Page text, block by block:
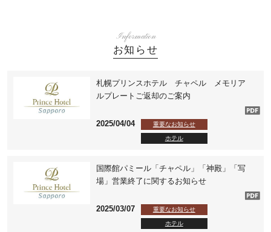
Information
お知らせ
札幌プリンスホテル チャペル メモリア
ルプレートご返却のご案内
2025/04/04 重要なお知らせ
ホテル
国際館パミール「チャペル」「神殿」「写
場」営業終了に関するお知らせ
2025/03/07 重要なお知らせ
ホテル